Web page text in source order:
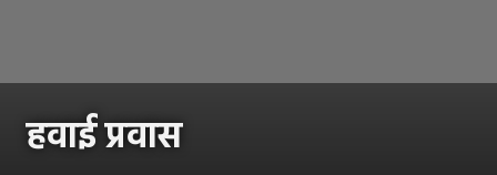
हवाई प्रवास